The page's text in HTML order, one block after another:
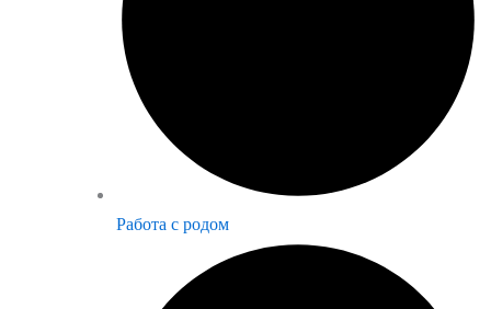
Работа с родом